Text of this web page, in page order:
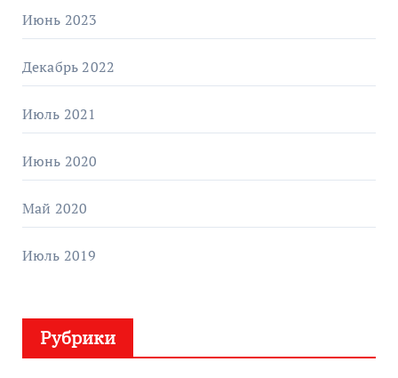
Июнь 2023
Декабрь 2022
Июль 2021
Июнь 2020
Май 2020
Июль 2019
Рубрики